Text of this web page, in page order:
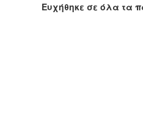
Ευχήθηκε σε όλα τα